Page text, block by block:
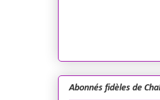
Abonnés fidèles de